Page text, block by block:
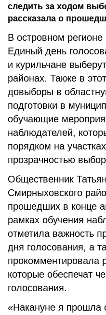
следить за ходом
рассказала о
В островном
Единый день
и курильчане
районах. Также в
довыборы в
подготовки в
обучающие
наблюдателей,
порядком на
прозрачностью
Общественник
Смирныховского
прошедших в конце
рамках обучения
отметила важность
дня голосования, а
прокомментировала
которые обеспечат
голосования.
«Накануне я прошла